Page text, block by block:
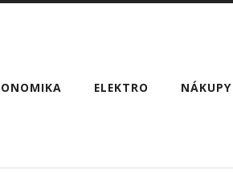
ELEKTRO NÁKUPY